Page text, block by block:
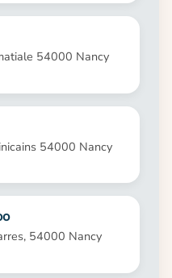
54000 Nancy
54000 Nancy
54000 Nancy